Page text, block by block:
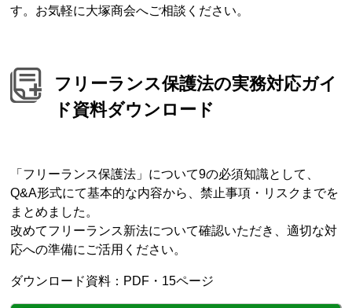
す。お気軽に大塚商会へご相談ください。
フリーランス保護法の実務対応ガイ
ド資料ダウンロード
「フリーランス保護法」について9の必須知識として、
Q&A形式にて基本的な内容から、禁止事項・リスクまでを
まとめました。
改めてフリーランス新法について確認いただき、適切な対
応への準備にご活用ください。
ダウンロード資料：PDF・15ページ